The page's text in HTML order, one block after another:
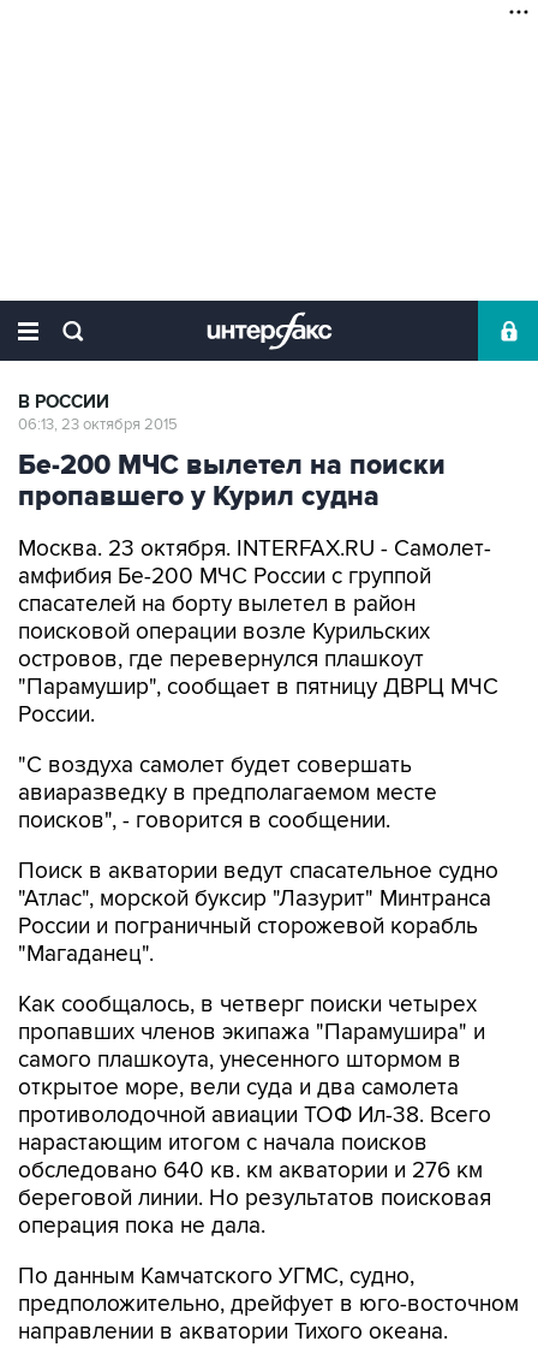
В РОССИИ
06:13, 23 октября 2015
Бе-200 МЧС вылетел на поиски
пропавшего у Курил судна
Москва. 23 октября. INTERFAX.RU - Самолет-
амфибия Бе-200 МЧС России с группой
спасателей на борту вылетел в район
поисковой операции возле Курильских
островов, где перевернулся плашкоут
"Парамушир", сообщает в пятницу ДВРЦ МЧС
России.
"С воздуха самолет будет совершать
авиаразведку в предполагаемом месте
поисков", - говорится в сообщении.
Поиск в акватории ведут спасательное судно
"Атлас", морской буксир "Лазурит" Минтранса
России и пограничный сторожевой корабль
"Магаданец".
Как сообщалось, в четверг поиски четырех
пропавших членов экипажа "Парамушира" и
самого плашкоута, унесенного штормом в
открытое море, вели суда и два самолета
противолодочной авиации ТОФ Ил-38. Всего
нарастающим итогом с начала поисков
обследовано 640 кв. км акватории и 276 км
береговой линии. Но результатов поисковая
операция пока не дала.
По данным Камчатского УГМС, судно,
предположительно, дрейфует в юго-восточном
направлении в акватории Тихого океана.